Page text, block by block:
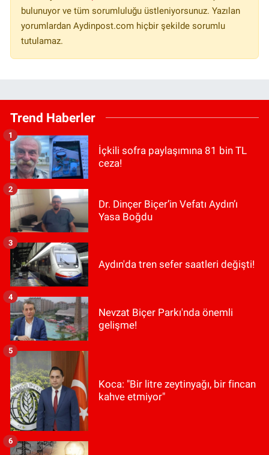
bulunuyor ve tüm sorumluluğu üstleniyorsunuz. Yazılan
yorumlardan Aydinpost.com hiçbir şekilde sorumlu
tutulamaz.
Trend Haberler
İçkili sofra paylaşımına 81 bin TL
ceza!
1
Dr. Dinçer Biçer’in Vefatı Aydın’ı
Yasa Boğdu
2
Aydın'da tren sefer saatleri değişti!
3
Nevzat Biçer Parkı'nda önemli
gelişme!
4
Koca: "Bir litre zeytinyağı, bir fincan
kahve etmiyor"
5
6